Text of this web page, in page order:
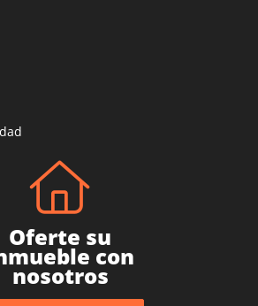
Oferte su
inmueble con
nosotros